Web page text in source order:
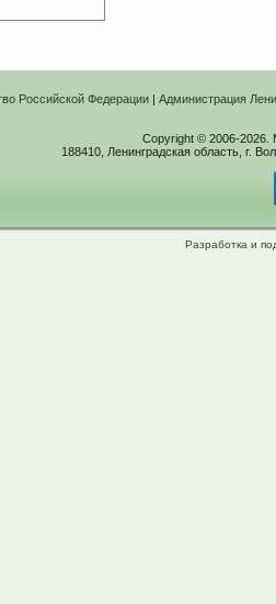
Российской Федерации| Администрация
Copyright © 2006-2026.
188410, Ленинградская область, г.
Разработка и